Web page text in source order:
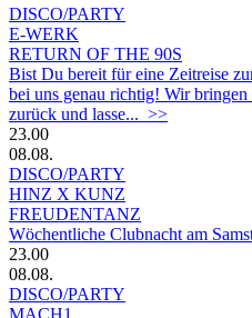
DISCO/PARTY
E-WERK
RETURN OF THE 90S
Bist Du bereit für eine Zeitreise
bei uns genau richtig! Wir bringen
zurück und lasse... >>
23.00
08.08.
DISCO/PARTY
HINZ X KUNZ
FREUDENTANZ
Wöchentliche Clubnacht am
23.00
08.08.
DISCO/PARTY
MACH1